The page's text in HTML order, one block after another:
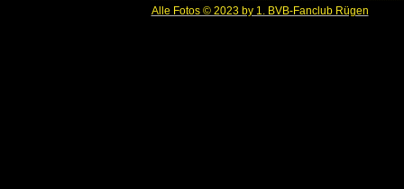
Alle Fotos © 2023 by 1. BVB-Fanclub Rügen